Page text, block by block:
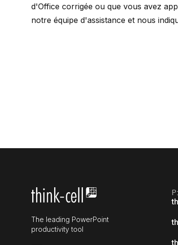
d'Office corrigée ou que vous avez
notre équipe d'assistance et nous
The leading PowerPoint
productivity tool